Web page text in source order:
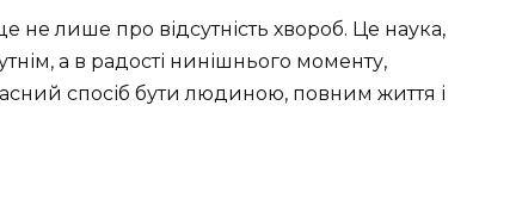
не лише про відсутність хвороб. Це наука,
а в радості нинішнього моменту,
спосіб бути людиною, повним життя і